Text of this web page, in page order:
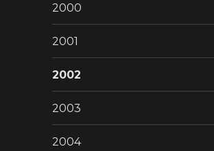
2000
2001
2002
2003
2004